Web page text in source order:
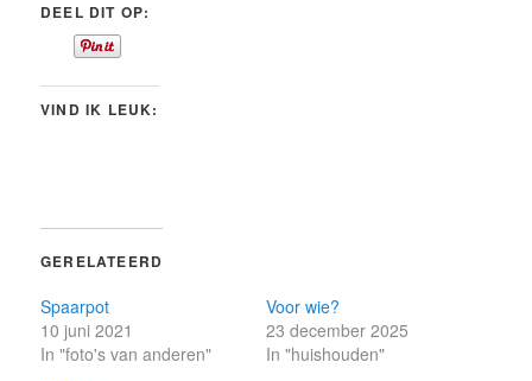
DEEL DIT OP:
VIND IK LEUK:
GERELATEERD
Spaarpot
10 juni 2021
In "foto's van anderen"
Voor wie?
23 december 2025
In "huishouden"